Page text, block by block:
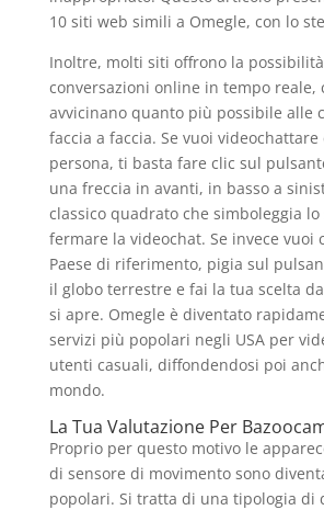
10 siti web simili a Omegle, con lo
Inoltre, molti siti offrono la
conversazioni online in tempo reale,
avvicinano quanto più possibile alle
faccia a faccia. Se vuoi videochattare
persona, ti basta fare clic sul
una freccia in avanti, in basso a
classico quadrato che simboleggia
fermare la videochat. Se invece vuoi
Paese di riferimento, pigia sul
il globo terrestre e fai la tua scelta
si apre. Omegle è diventato
servizi più popolari negli USA per
utenti casuali, diffondendosi poi
mondo.
La Tua Valutazione Per
Proprio per questo motivo le
di sensore di movimento sono
popolari. Si tratta di una tipologia di